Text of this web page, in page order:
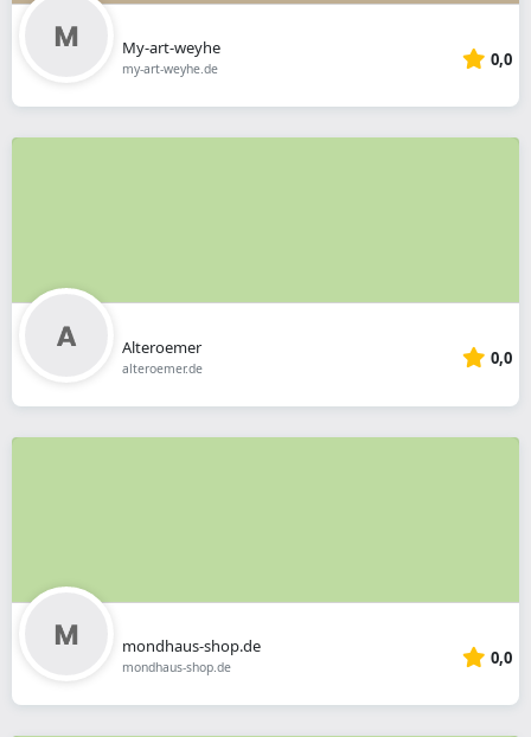
My-art-weyhe
my-art-weyhe.de 0,0
Alteroemer
alteroemer.de 0,0
mondhaus-shop.de
mondhaus-shop.de 0,0